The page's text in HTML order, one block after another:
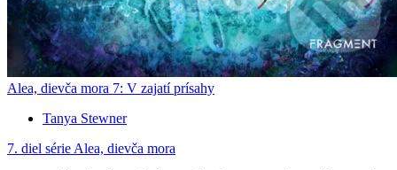
Alea, dievča mora 7: V zajatí prísahy
Tanya Stewner
7. diel série Alea, dievča mora